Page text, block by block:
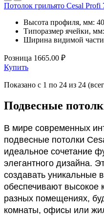
Потолок грильято Cesal
Высота профиля, мм: 40
Типоразмер ячейки, мм:
Ширина видимой
Розница 1665.00 ₽
Купить
Показано с 1 по 24 из 24
Подвесные
В мире современных
подвесные потолки
идеальное сочетание
элегантного дизайна.
создавать уникальные
обеспечивают высокое
разных помещениях,
комнаты, офисы или